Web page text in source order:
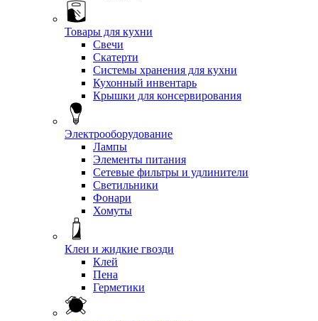
Товары для кухни
Свечи
Скатерти
Системы хранения для кухни
Кухонный инвентарь
Крышки для консервирования
Электрооборудование
Лампы
Элементы питания
Сетевые фильтры и удлинители
Светильники
Фонари
Хомуты
Клеи и жидкие гвозди
Клей
Пена
Герметики